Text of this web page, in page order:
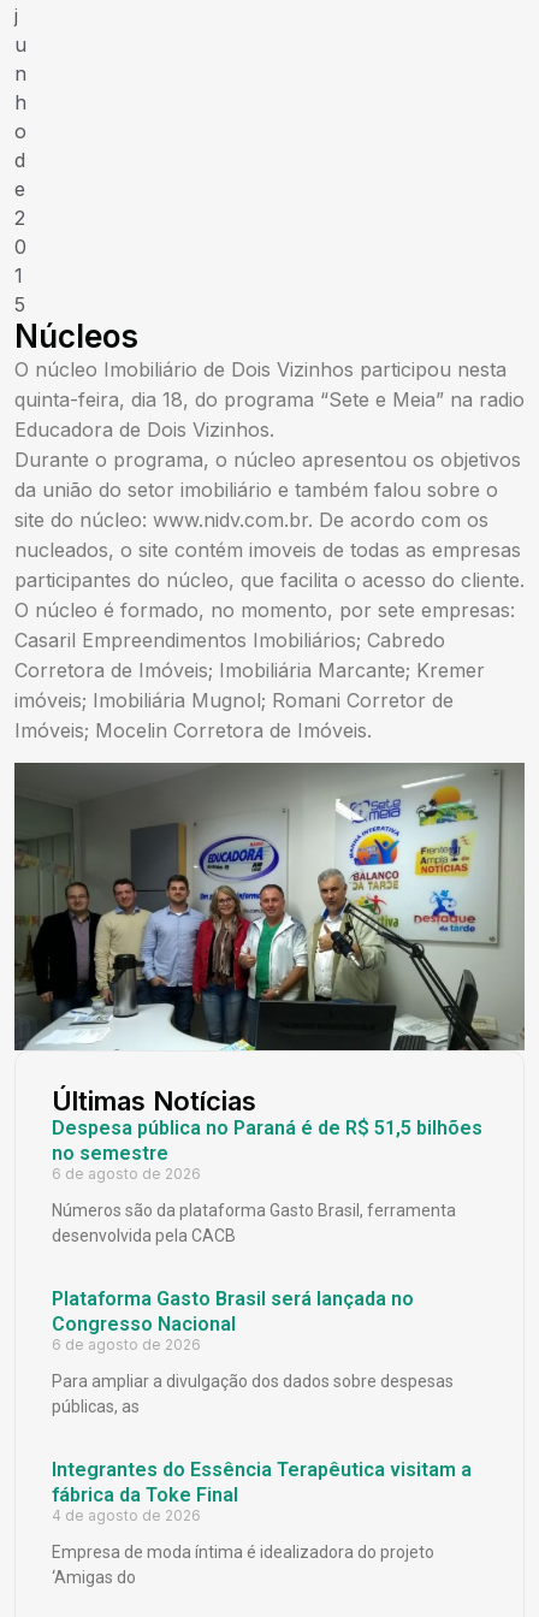
j
u
n
h
o
d
e
2
0
1
5
Núcleos
O núcleo Imobiliário de Dois Vizinhos participou nesta
quinta-feira, dia 18, do programa “Sete e Meia” na radio
Educadora de Dois Vizinhos.
Durante o programa, o núcleo apresentou os objetivos
da união do setor imobiliário e também falou sobre o
site do núcleo: www.nidv.com.br. De acordo com os
nucleados, o site contém imoveis de todas as empresas
participantes do núcleo, que facilita o acesso do cliente.
O núcleo é formado, no momento, por sete empresas:
Casaril Empreendimentos Imobiliários; Cabredo
Corretora de Imóveis; Imobiliária Marcante; Kremer
imóveis; Imobiliária Mugnol; Romani Corretor de
Imóveis; Mocelin Corretora de Imóveis.
Últimas Notícias
Despesa pública no Paraná é de R$ 51,5 bilhões
no semestre
6 de agosto de 2026
Números são da plataforma Gasto Brasil, ferramenta
desenvolvida pela CACB
Plataforma Gasto Brasil será lançada no
Congresso Nacional
6 de agosto de 2026
Para ampliar a divulgação dos dados sobre despesas
públicas, as
Integrantes do Essência Terapêutica visitam a
fábrica da Toke Final
4 de agosto de 2026
Empresa de moda íntima é idealizadora do projeto
‘Amigas do